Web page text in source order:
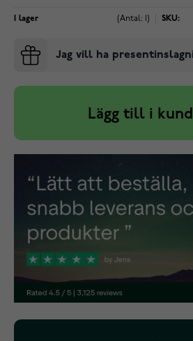
I lager (Antal: 1) SKU:
Jag vill ha
Lägg till i